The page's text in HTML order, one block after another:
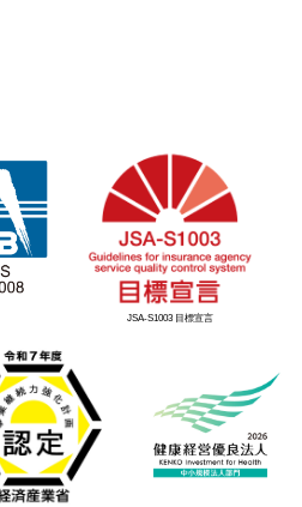
JSA-S1003 目標宣言